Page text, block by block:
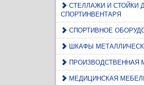
СТЕЛЛАЖИ И СТОЙКИ
СПОРТИНВЕНТАРЯ
СПОРТИВНОЕ
ШКАФЫ
ПРОИЗВОДСТВЕННАЯ
МЕДИЦИНСКАЯ